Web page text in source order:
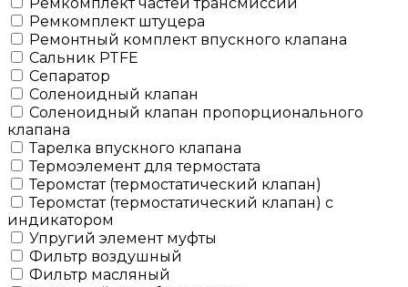
Ремкомплект штуцера
Ремонтный комплект впускного клапана
Сальник PTFE
Сепаратор
Соленоидный клапан
Соленоидный клапан пропорционального
клапана
Тарелка впускного клапана
Термоэлемент для термостата
Теромстат (термостатический клапан)
Теромстат (термостатический клапан) с
индикатором
Упругий элемент муфты
Фильтр воздушный
Фильтр масляный